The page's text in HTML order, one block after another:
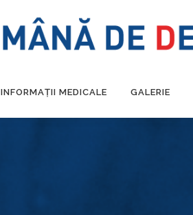
INFORMAȚII MEDICALE GALERIE